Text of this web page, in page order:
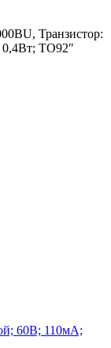
Транзистор:
TO92"
60В; 110мА;